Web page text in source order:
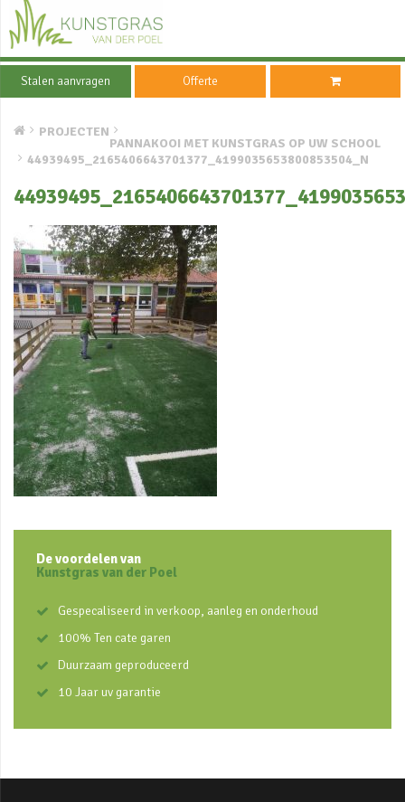
Stalen aanvragen Offerte
PROJECTEN
PANNAKOOI MET KUNSTGRAS OP UW SCHOOL
44939495_2165406643701377_4199035653800853504_N
De voordelen van
Kunstgras van der Poel
Gespecaliseerd in verkoop, aanleg en onderhoud
100% Ten cate garen
Duurzaam geproduceerd
10 Jaar uv garantie